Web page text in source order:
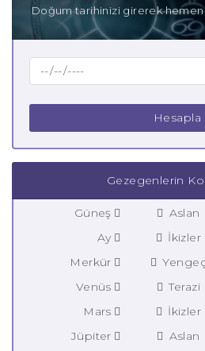
Doğum tarihinizi girerek
Hesapla
Gezegenlerin
Güneş Aslan
Ay
İkizler
Merkür
Venüs
Terazi
Mars
İkizler
Jüpiter
Aslan